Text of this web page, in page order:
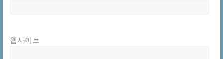
웹사이트